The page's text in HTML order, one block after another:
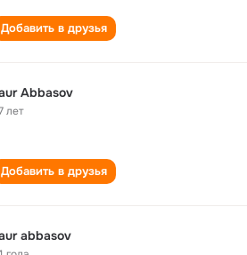
Добавить в друзья
zaur Abbasov
лет
Добавить в друзья
abbasov